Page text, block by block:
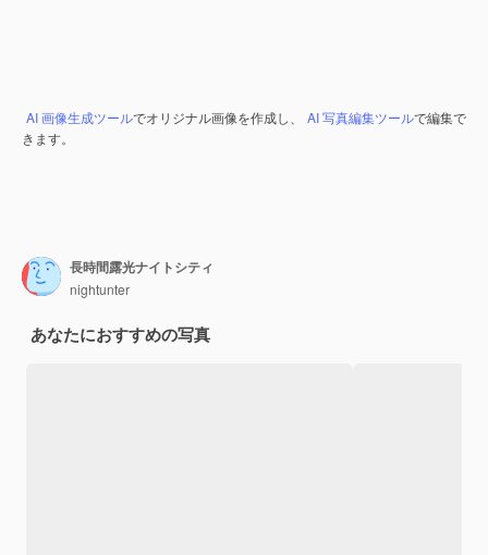
AI 画像生成ツールでオリジナル画像を作成し、 AI 写真編集ツールで編集で
きます。
長時間露光ナイトシティ
nightunter
あなたにおすすめの写真